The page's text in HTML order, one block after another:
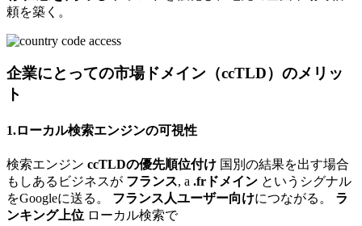
頼を築く。
企業にとっての市場ドメイン（ccTLD）のメリッ
ト
1.ローカル検索エンジンの可視性
検索エンジン ccTLDの優先順位付け 国別の結果を出す場合
もしあるビジネスが フランス, a .frドメイン というシグナル
をGoogleに送る。 フランス人ユーザー向けにつながる。 ラ
ンキング上位 ローカル検索で